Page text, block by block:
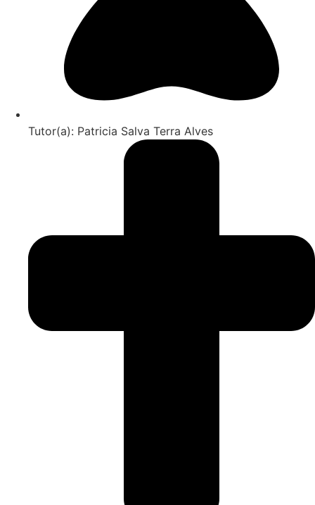
Tutor(a): Patricia Salva Terra Alves